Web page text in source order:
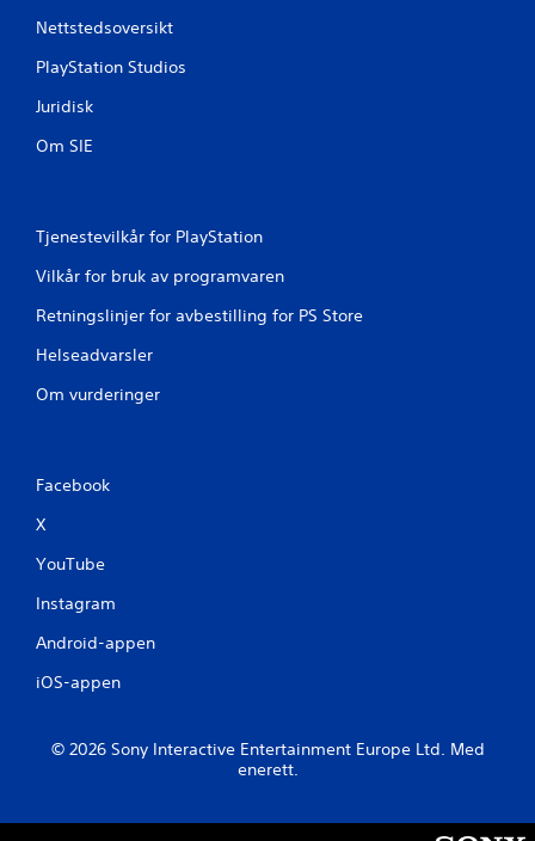
Nettstedsoversikt
PlayStation Studios
Juridisk
Om SIE
Tjenestevilkår for PlayStation
Vilkår for bruk av programvaren
Retningslinjer for avbestilling for PS Store
Helseadvarsler
Om vurderinger
Facebook
X
YouTube
Instagram
Android-appen
iOS-appen
© 2026 Sony Interactive Entertainment Europe Ltd. Med
enerett.